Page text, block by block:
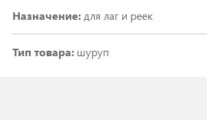
Назначение: для лаг и реек
Тип товара: шуруп